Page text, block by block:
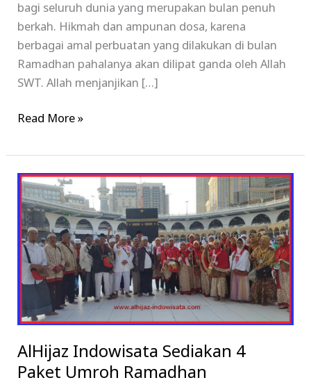
bagi seluruh dunia yang merupakan bulan penuh
berkah. Hikmah dan ampunan dosa, karena
berbagai amal perbuatan yang dilakukan di bulan
Ramadhan pahalanya akan dilipat ganda oleh Allah
SWT. Allah menjanjikan […]
Read More »
AlHijaz Indowisata Sediakan 4
Paket Umroh Ramadhan
AlHijaz
Indowisata
Sediakan
4
Paket
Umroh
Ramadhan